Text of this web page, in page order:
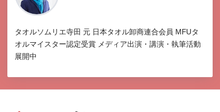
タオルソムリエ寺田 元 日本タオル卸商連合会員 MFUタ
オルマイスター認定受賞 メディア出演・講演・執筆活動
展開中